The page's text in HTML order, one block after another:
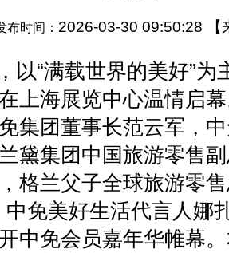
布时间： 2026-03-30 09:50:28
以“满载世界的美好”为
上海展览中心温情启
集团董事长范云军，
黛集团中国旅游零售
格兰父子全球旅游零
中免美好生活代言人娜
中免会员嘉年华帷幕